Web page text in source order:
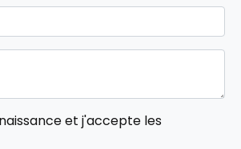
et j'accepte les